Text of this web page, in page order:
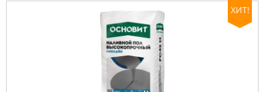
ХИТ!